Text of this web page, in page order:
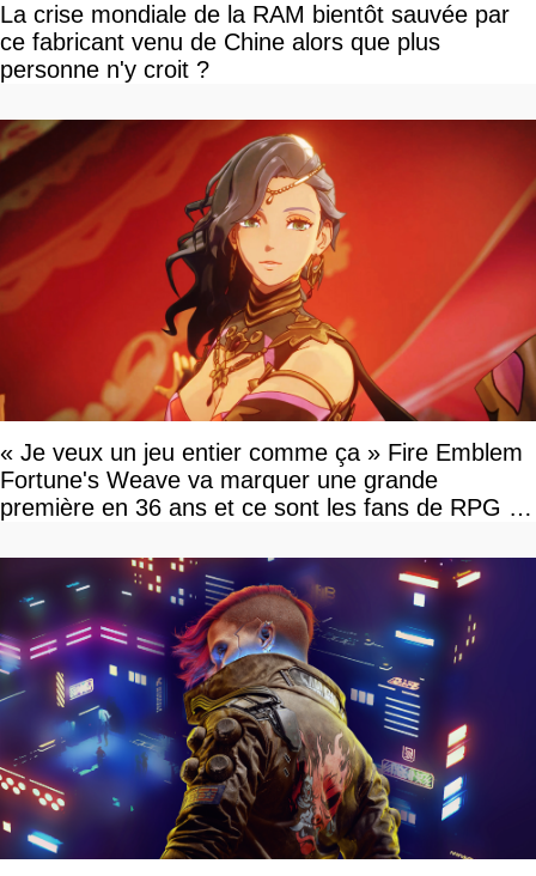
La crise mondiale de la RAM bientôt sauvée par
ce fabricant venu de Chine alors que plus
personne n'y croit ?
« Je veux un jeu entier comme ça » Fire Emblem
Fortune's Weave va marquer une grande
première en 36 ans et ce sont les fans de RPG en